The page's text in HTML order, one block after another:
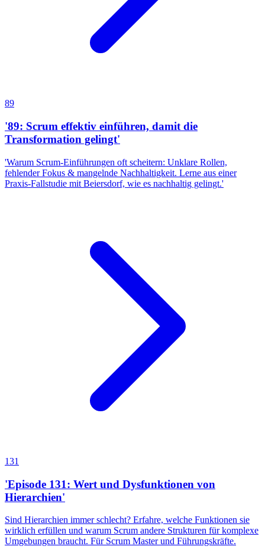
89
'89: Scrum effektiv einführen, damit die
Transformation gelingt'
'Warum Scrum-Einführungen oft scheitern: Unklare Rollen,
fehlender Fokus & mangelnde Nachhaltigkeit. Lerne aus einer
Praxis-Fallstudie mit Beiersdorf, wie es nachhaltig gelingt.'
131
'Episode 131: Wert und Dysfunktionen von
Hierarchien'
Sind Hierarchien immer schlecht? Erfahre, welche Funktionen sie
wirklich erfüllen und warum Scrum andere Strukturen für komplexe
Umgebungen braucht. Für Scrum Master und Führungskräfte.